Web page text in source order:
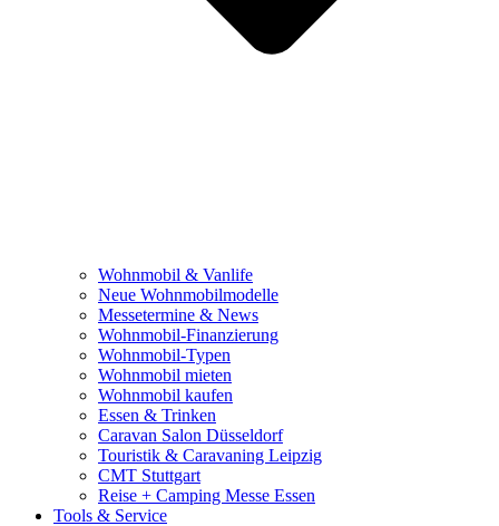
Wohnmobil & Vanlife
Neue Wohnmobilmodelle
Messetermine & News
Wohnmobil-Finanzierung
Wohnmobil-Typen
Wohnmobil mieten
Wohnmobil kaufen
Essen & Trinken
Caravan Salon Düsseldorf
Touristik & Caravaning Leipzig
CMT Stuttgart
Reise + Camping Messe Essen
Tools & Service